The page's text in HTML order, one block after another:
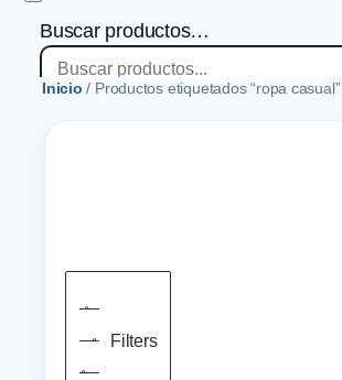
Buscar productos…
Inicio / Productos etiquetados “ropa casual”
Filters